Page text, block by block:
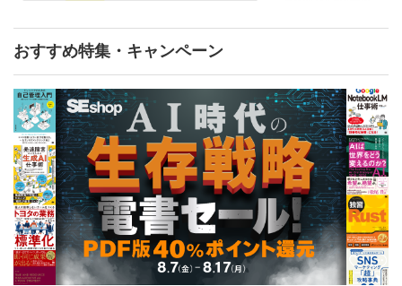
おすすめ特集・キャンペーン